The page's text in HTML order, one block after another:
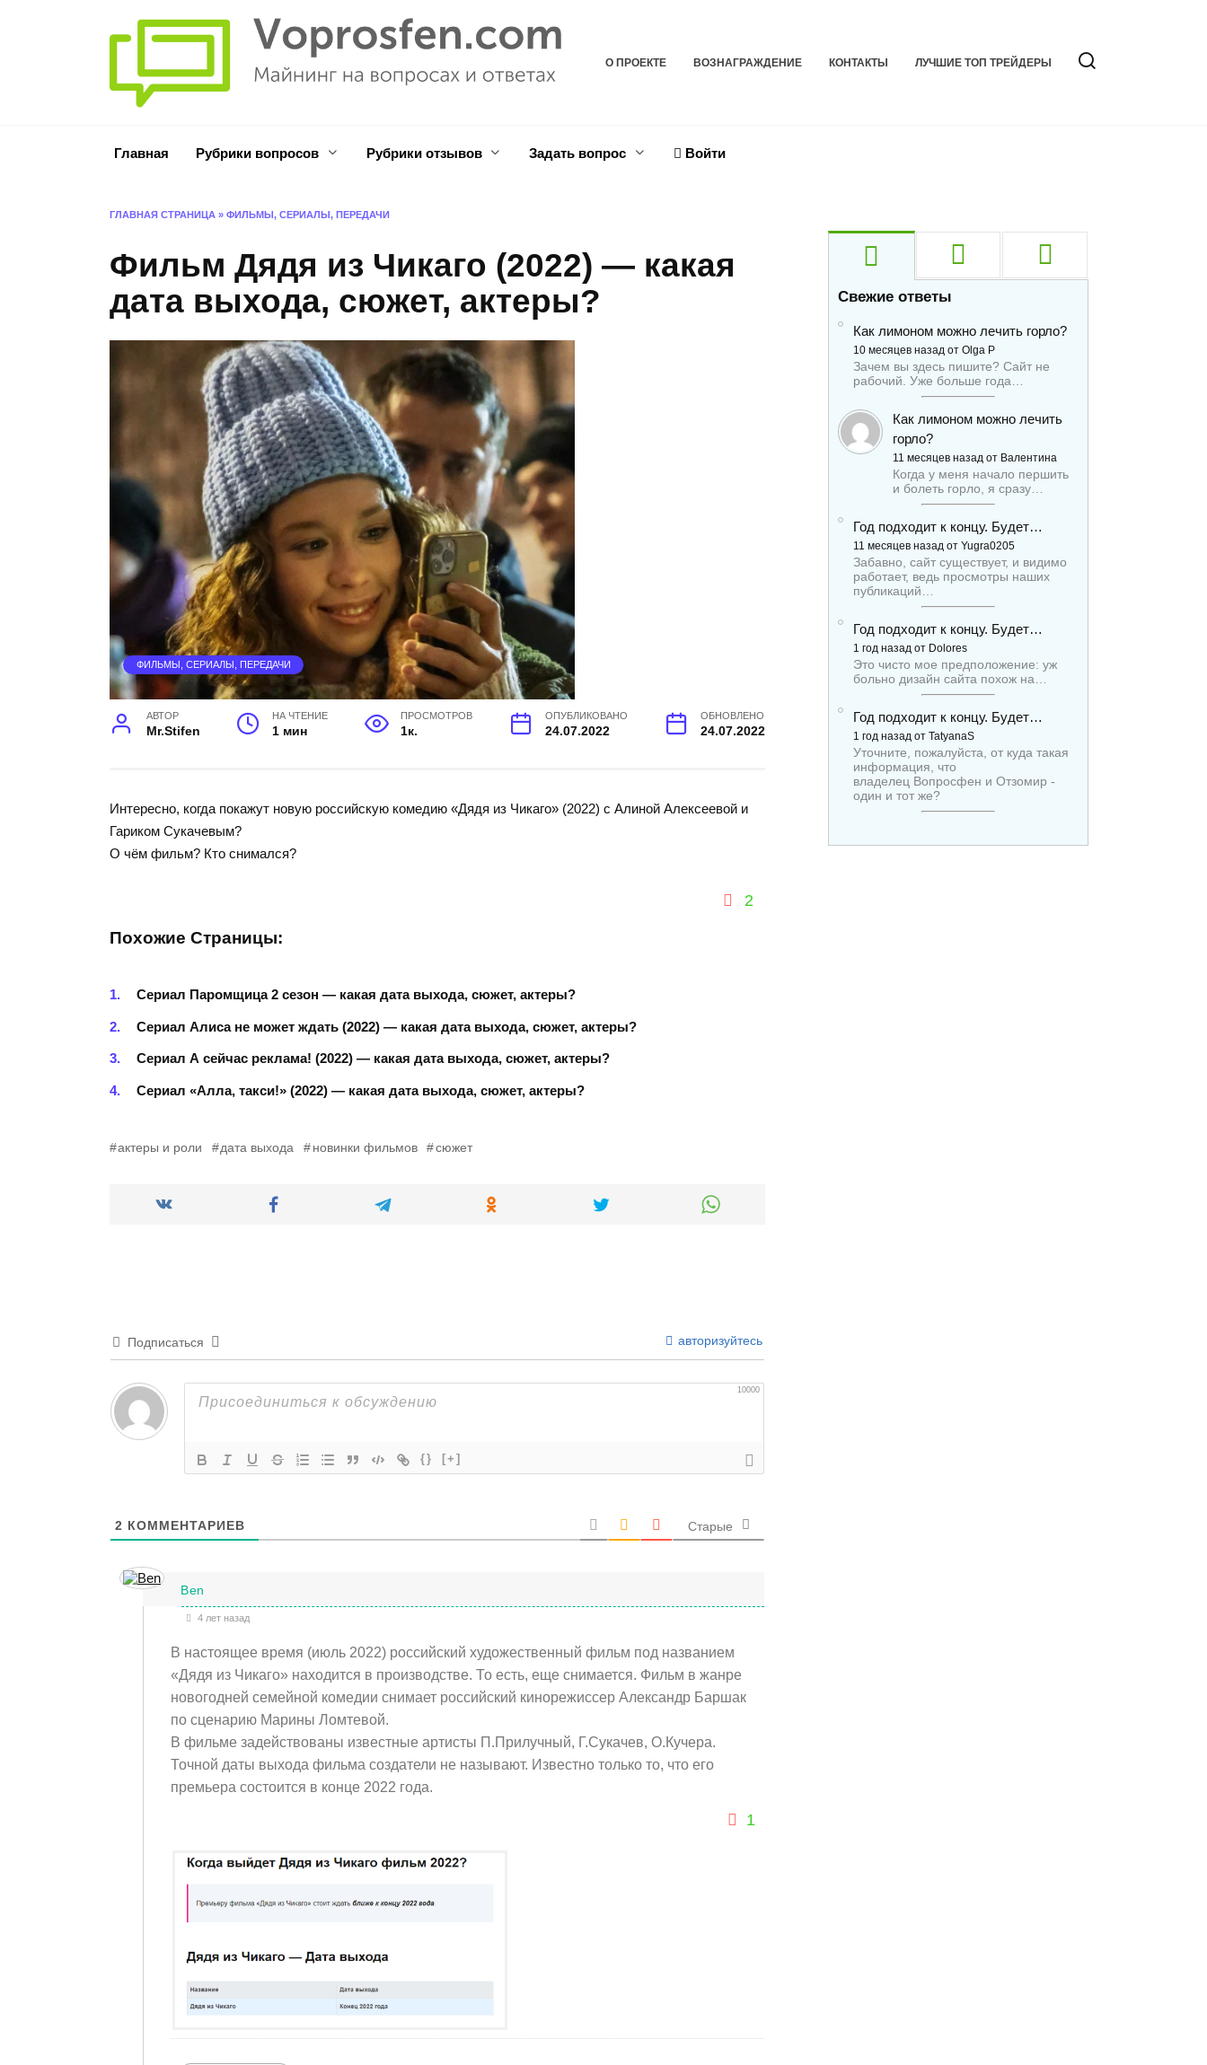
О ПРОЕКТЕ ВОЗНАГРАЖДЕНИЕ КОНТАКТЫ ЛУЧШИЕ ТОП ТРЕЙДЕРЫ
Главная Рубрики вопросов Рубрики отзывов Задать вопрос Войти
ГЛАВНАЯ СТРАНИЦА » ФИЛЬМЫ, СЕРИАЛЫ, ПЕРЕДАЧИ
Фильм Дядя из Чикаго (2022) — какая
дата выхода, сюжет, актеры?
ФИЛЬМЫ, СЕРИАЛЫ, ПЕРЕДАЧИ
АВТОР
Mr.Stifen
НА ЧТЕНИЕ
1 мин
ПРОСМОТРОВ
1к.
ОПУБЛИКОВАНО
24.07.2022
ОБНОВЛЕНО
24.07.2022
Интересно, когда покажут новую российскую комедию «Дядя из Чикаго» (2022) с Алиной Алексеевой и
Гариком Сукачевым?
О чём фильм? Кто снимался?
2
Похожие Страницы:
Сериал Паромщица 2 сезон — какая дата выхода, сюжет, актеры?
Сериал Алиса не может ждать (2022) — какая дата выхода, сюжет, актеры?
Сериал А сейчас реклама! (2022) — какая дата выхода, сюжет, актеры?
Сериал «Алла, такси!» (2022) — какая дата выхода, сюжет, актеры?
актеры и роли дата выхода новинки фильмов сюжет
Подписаться авторизуйтесь
10000
{} [+]
2 КОММЕНТАРИЕВ Старые
Ben
4 лет назад
В настоящее время (июль 2022) российский художественный фильм под названием
«Дядя из Чикаго» находится в производстве. То есть, еще снимается. Фильм в жанре
новогодней семейной комедии снимает российский кинорежиссер Александр Баршак
по сценарию Марины Ломтевой.
В фильме задействованы известные артисты П.Прилучный, Г.Сукачев, О.Кучера.
Точной даты выхода фильма создатели не называют. Известно только то, что его
премьера состоится в конце 2022 года.
1
Свежие ответы
Как лимоном можно лечить горло?
10 месяцев назад от Olga P
Зачем вы здесь пишите? Сайт не
рабочий. Уже больше года…
Как лимоном можно лечить
горло?
11 месяцев назад от Валентина
Когда у меня начало першить
и болеть горло, я сразу…
Год подходит к концу. Будет…
11 месяцев назад от Yugra0205
Забавно, сайт существует, и видимо
работает, ведь просмотры наших
публикаций…
Год подходит к концу. Будет…
1 год назад от Dolores
Это чисто мое предположение: уж
больно дизайн сайта похож на…
Год подходит к концу. Будет…
1 год назад от TatyanaS
Уточните, пожалуйста, от куда такая
информация, что
владелец Вопросфен и Отзомир -
один и тот же?